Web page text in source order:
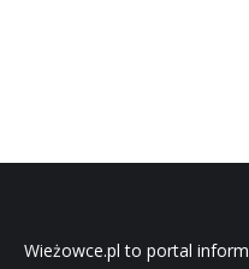
Wieżowce.pl to portal